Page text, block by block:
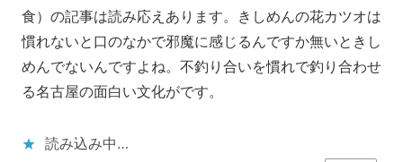
食）の記事は読み応えあります。きしめんの花カツオは
慣れないと口のなかで邪魔に感じるんですか無いときし
めんでないんですよね。不釣り合いを慣れで釣り合わせ
る名古屋の面白い文化がです。
読み込み中…